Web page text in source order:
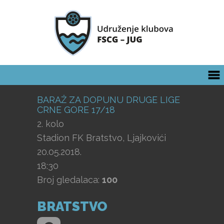
BARAŽ ZA DOPUNU DRUGE LIGE
CRNE GORE 17/18
2. kolo
Stadion FK Bratstvo, Ljajkovići
20.05.2018.
18:30
Broj gledalaca: 100
BRATSTVO